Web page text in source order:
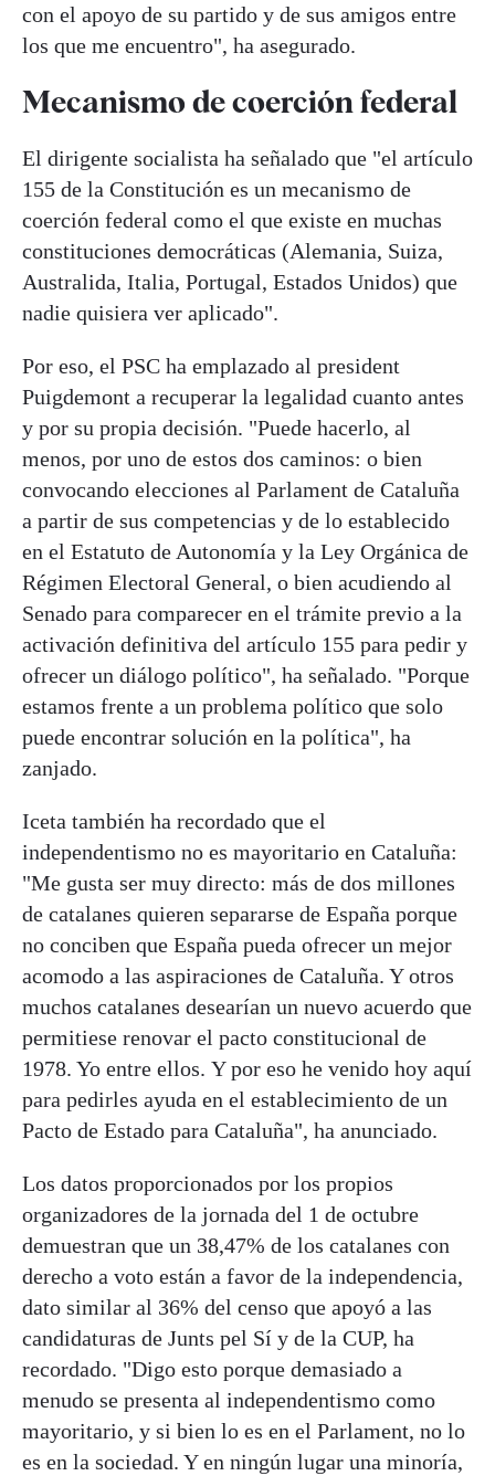
con el apoyo de su partido y de sus amigos entre
los que me encuentro", ha asegurado.
Mecanismo de coerción federal
El dirigente socialista ha señalado que "el artículo
155 de la Constitución es un mecanismo de
coerción federal como el que existe en muchas
constituciones democráticas (Alemania, Suiza,
Australida, Italia, Portugal, Estados Unidos) que
nadie quisiera ver aplicado".
Por eso, el PSC ha emplazado al president
Puigdemont a recuperar la legalidad cuanto antes
y por su propia decisión. "Puede hacerlo, al
menos, por uno de estos dos caminos: o bien
convocando elecciones al Parlament de Cataluña
a partir de sus competencias y de lo establecido
en el Estatuto de Autonomía y la Ley Orgánica de
Régimen Electoral General, o bien acudiendo al
Senado para comparecer en el trámite previo a la
activación definitiva del artículo 155 para pedir y
ofrecer un diálogo político", ha señalado. "Porque
estamos frente a un problema político que solo
puede encontrar solución en la política", ha
zanjado.
Iceta también ha recordado que el
independentismo no es mayoritario en Cataluña:
"Me gusta ser muy directo: más de dos millones
de catalanes quieren separarse de España porque
no conciben que España pueda ofrecer un mejor
acomodo a las aspiraciones de Cataluña. Y otros
muchos catalanes desearían un nuevo acuerdo que
permitiese renovar el pacto constitucional de
1978. Yo entre ellos. Y por eso he venido hoy aquí
para pedirles ayuda en el establecimiento de un
Pacto de Estado para Cataluña", ha anunciado.
Los datos proporcionados por los propios
organizadores de la jornada del 1 de octubre
demuestran que un 38,47% de los catalanes con
derecho a voto están a favor de la independencia,
dato similar al 36% del censo que apoyó a las
candidaturas de Junts pel Sí y de la CUP, ha
recordado. "Digo esto porque demasiado a
menudo se presenta al independentismo como
mayoritario, y si bien lo es en el Parlament, no lo
es en la sociedad. Y en ningún lugar una minoría,